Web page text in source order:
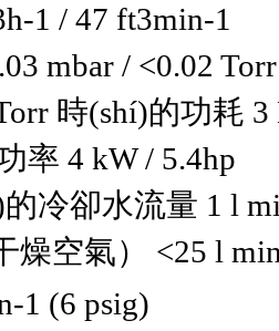
1 / 47 ft3min-1
mbar / <0.02
時(shí)的功耗
率 4 kW / 5.4hp
的冷卻水流量 1 l
燥空氣） <25 l
1 (6 psig)